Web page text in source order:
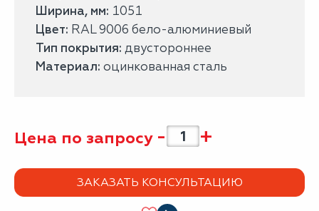
Ширина, мм: 1051
Цвет: RAL 9006 бело-алюминиевый
Тип покрытия: двустороннее
Материал: оцинкованная сталь
Цена по запросу - +
ЗАКАЗАТЬ КОНСУЛЬТАЦИЮ